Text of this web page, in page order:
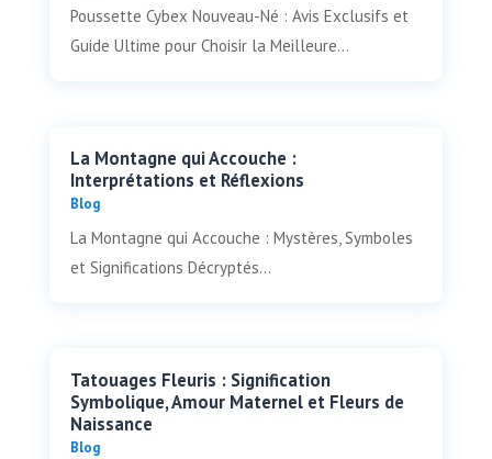
Poussette Cybex Nouveau-Né : Avis Exclusifs et
Guide Ultime pour Choisir la Meilleure...
La Montagne qui Accouche :
Interprétations et Réflexions
Blog
La Montagne qui Accouche : Mystères, Symboles
et Significations Décryptés...
Tatouages Fleuris : Signification
Symbolique, Amour Maternel et Fleurs de
Naissance
Blog